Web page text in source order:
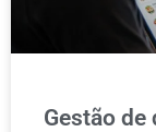
Gestão de